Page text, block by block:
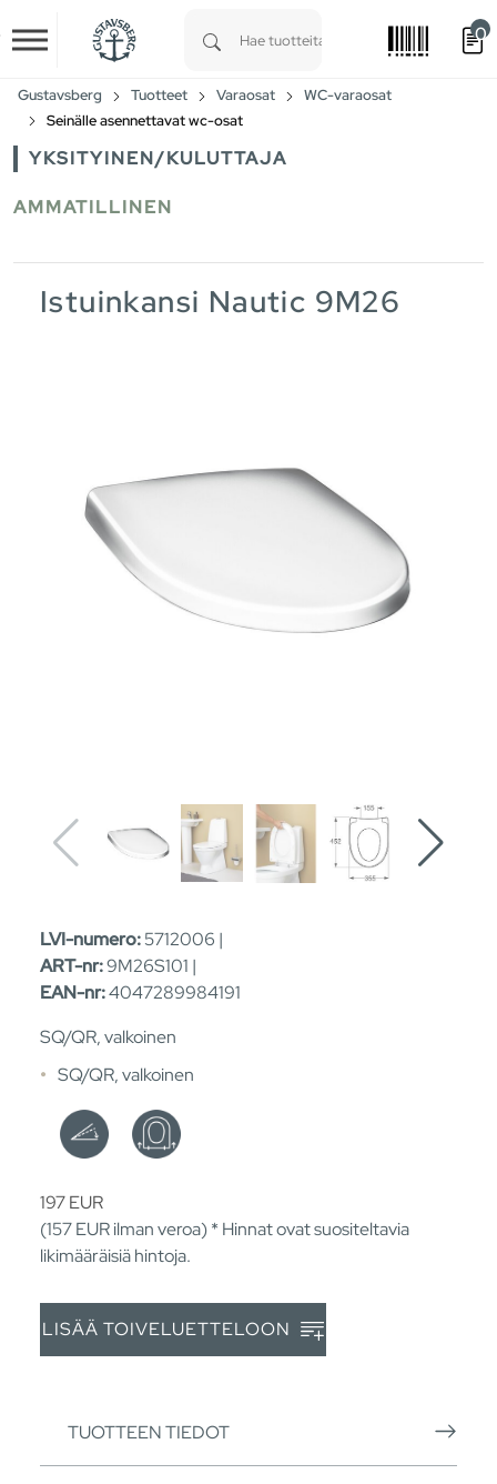
Skip to main content
0
Gustavsberg Tuotteet Varaosat
WC-varaosat
Seinälle asennettavat wc-osat
YKSITYINEN/KULUTTAJA
AMMATILLINEN
Istuinkansi Nautic 9M26
LVI-numero:5712006 |
ART-nr:9M26S101 |
EAN-nr:4047289984191
SQ/QR, valkoinen
SQ/QR, valkoinen
197EUR
(157EURilman veroa) * Hinnat ovat suositeltavia
likimääräisiä hintoja.
LISÄÄ TOIVELUETTELOON
TUOTTEEN TIEDOT